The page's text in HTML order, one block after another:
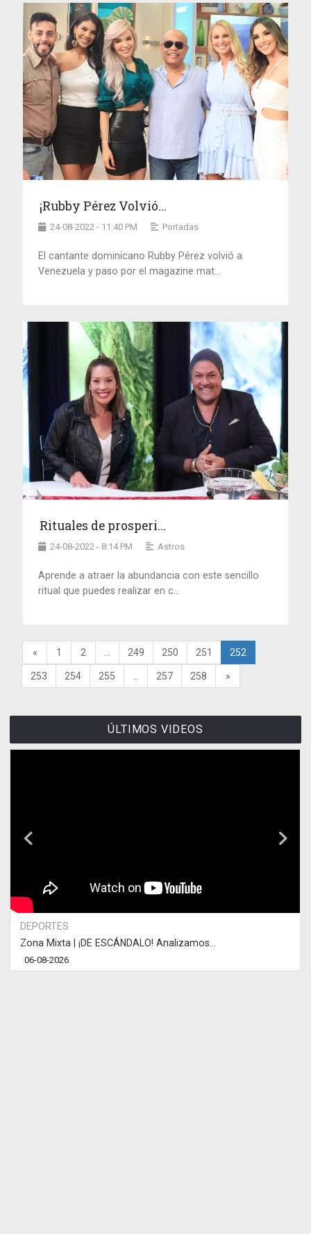
¡Rubby Pérez Volvió...
24-08-2022 - 11:40 PM Portadas
El cantante dominicano Rubby Pérez volvió a
Venezuela y paso por el magazine mat...
Rituales de prosperi...
24-08-2022 - 8:14 PM Astros
Aprende a atraer la abundancia con este sencillo
ritual que puedes realizar en c...
« 1 2 249 250 251 252
253 254 255 257 258 »
ÚLTIMOS VIDEOS
DEPORTES
Zona Mixta | ¡DE ESCÁNDALO! Analizamos...
06-08-2026